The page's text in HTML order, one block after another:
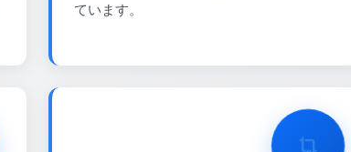
ています。